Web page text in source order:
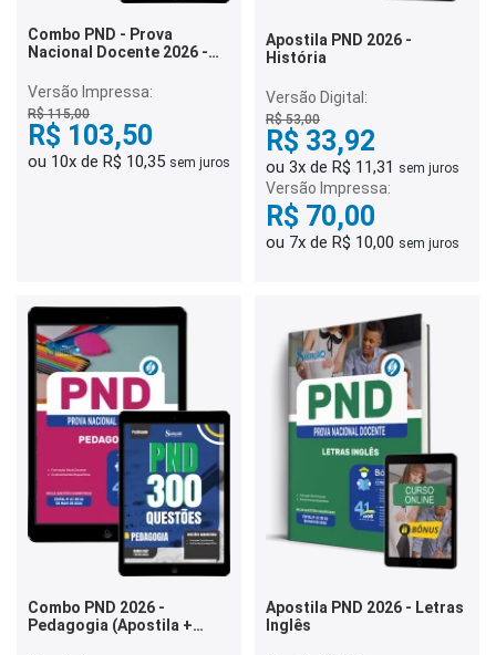
Combo PND - Prova
Nacional Docente 2026 -
Versão Impressa:
R$ 115,00
R$ 103,50
ou 10x de R$ 10,35 sem juros
Apostila PND 2026 -
História
Versão Digital:
R$ 53,00
R$ 33,92
ou 3x de R$ 11,31 sem juros
Versão Impressa:
R$ 70,00
ou 7x de R$ 10,00 sem juros
Combo PND 2026 -
Pedagogia (Apostila +
Apostila PND 2026 - Letras
Inglês